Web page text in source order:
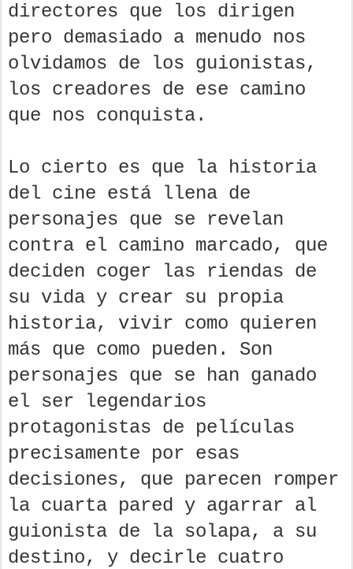
directores que los dirigen
pero demasiado a menudo nos
olvidamos de los guionistas,
los creadores de ese camino
que nos conquista.
Lo cierto es que la historia
del cine está llena de
personajes que se revelan
contra el camino marcado, que
deciden coger las riendas de
su vida y crear su propia
historia, vivir como quieren
más que como pueden. Son
personajes que se han ganado
el ser legendarios
protagonistas de películas
precisamente por esas
decisiones, que parecen romper
la cuarta pared y agarrar al
guionista de la solapa, a su
destino, y decirle cuatro